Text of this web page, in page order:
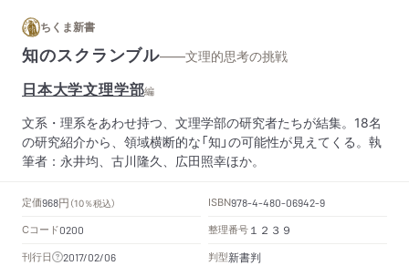
ちくま新書
知のスクランブル——文理的思考の挑戦
日本大学文理学部編
文系・理系をあわせ持つ、文理学部の研究者たちが結集。18名
の研究紹介から、領域横断的な「知」の可能性が見えてくる。執
筆者：永井均、古川隆久、広田照幸ほか。
定価968円 （10％税込） ISBN978-4-480-06942-9
Cコード0200 整理番号 １２３９
刊行日 2017/02/06 判型新書判